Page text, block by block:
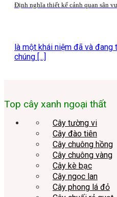
Định nghĩa thiết kế cảnh quan sân
là một khái niệm đã và
chúng [...]
Top cây xanh ngoại thất
Cây tường vi
Cây đào tiên
Cây chuông hồng
Cây chuông vàng
Cây kè bạc
Cây ngọc lan
Cây phong lá đỏ